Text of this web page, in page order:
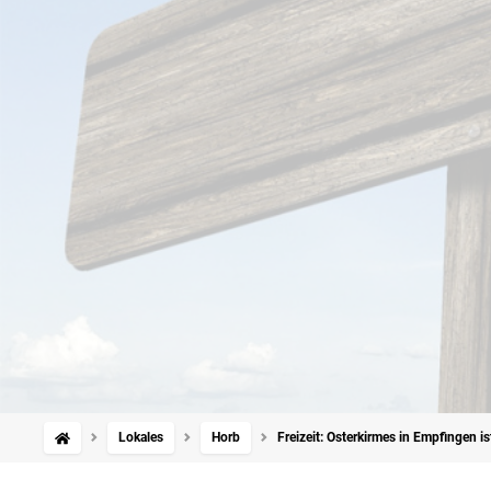
Lokales Horb Freizeit: Osterkirmes in Empfingen